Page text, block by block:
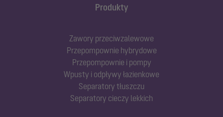
Produkty
Zawory przeciwzalewowe
Przepompownie hybrydowe
Przepompownie i pompy
Wpusty i odpływy łazienkowe
Separatory tłuszczu
Separatory cieczy lekkich